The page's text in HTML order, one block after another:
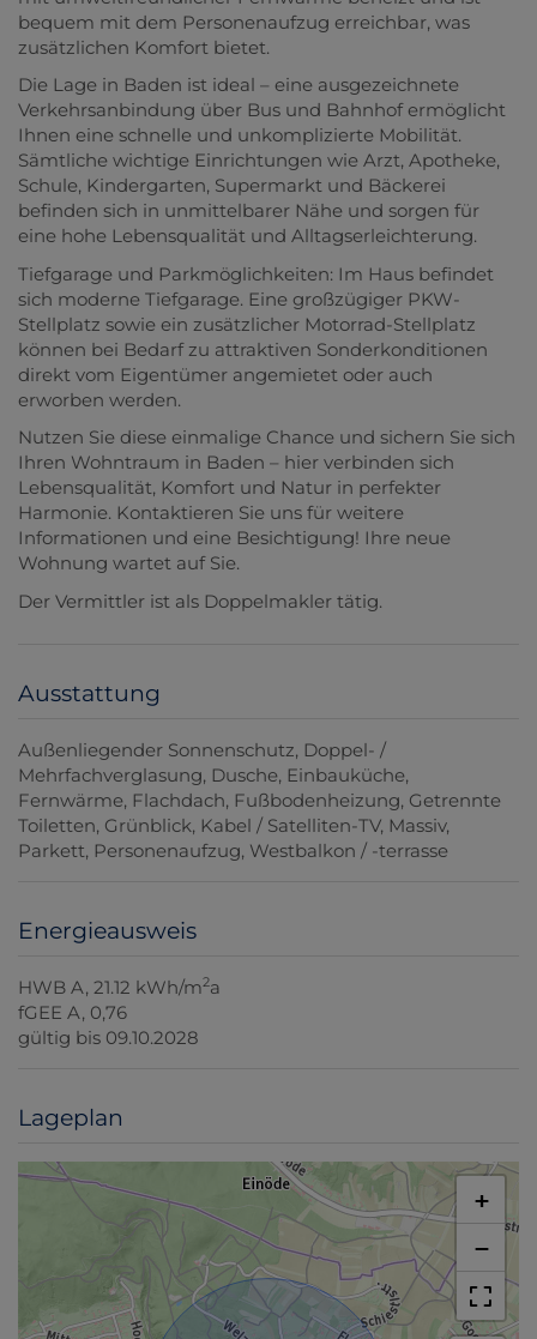
bequem mit dem Personenaufzug erreichbar, was
zusätzlichen Komfort bietet.
Die Lage in Baden ist ideal – eine ausgezeichnete
Verkehrsanbindung über Bus und Bahnhof ermöglicht
Ihnen eine schnelle und unkomplizierte Mobilität.
Sämtliche wichtige Einrichtungen wie Arzt, Apotheke,
Schule, Kindergarten, Supermarkt und Bäckerei
befinden sich in unmittelbarer Nähe und sorgen für
eine hohe Lebensqualität und Alltagserleichterung.
Tiefgarage und Parkmöglichkeiten: Im Haus befindet
sich moderne Tiefgarage. Eine großzügiger PKW-
Stellplatz sowie ein zusätzlicher Motorrad-Stellplatz
können bei Bedarf zu attraktiven Sonderkonditionen
direkt vom Eigentümer angemietet oder auch
erworben werden.
Nutzen Sie diese einmalige Chance und sichern Sie sich
Ihren Wohntraum in Baden – hier verbinden sich
Lebensqualität, Komfort und Natur in perfekter
Harmonie. Kontaktieren Sie uns für weitere
Informationen und eine Besichtigung! Ihre neue
Wohnung wartet auf Sie.
Der Vermittler ist als Doppelmakler tätig.
Ausstattung
Außenliegender Sonnenschutz Doppel- /
Mehrfachverglasung Dusche Einbauküche
Fernwärme Flachdach Fußbodenheizung Getrennte
Toiletten Grünblick Kabel / Satelliten-TV Massiv
Parkett Personenaufzug Westbalkon / -terrasse
Energieausweis
HWB A, 21.12 kWh/m2a
fGEE A, 0,76
gültig bis 09.10.2028
Lageplan
+
−